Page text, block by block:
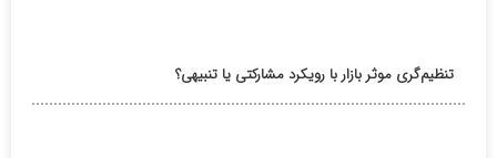
تنظیم‌گری موثر بازار با رویکرد مشارکتی یا تنبیهی؟